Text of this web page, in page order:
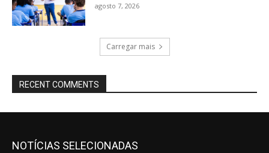
agosto 7, 2026
Carregar mais
RECENT COMMENTS
NOTÍCIAS SELECIONADAS